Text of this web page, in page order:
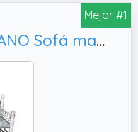
Mejor #1
ARTIGIANATO VULCANO Sofá marroquí de madera en bruto 2 plazas